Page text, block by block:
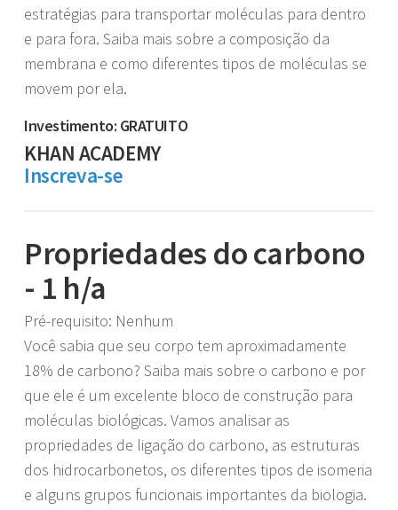
estratégias para transportar moléculas para dentro
e para fora. Saiba mais sobre a composição da
membrana e como diferentes tipos de moléculas se
movem por ela.
Investimento: GRATUITO
KHAN ACADEMY
Inscreva-se
Propriedades do carbono
- 1 h/a
Pré-requisito: Nenhum
Você sabia que seu corpo tem aproximadamente
18% de carbono? Saiba mais sobre o carbono e por
que ele é um excelente bloco de construção para
moléculas biológicas. Vamos analisar as
propriedades de ligação do carbono, as estruturas
dos hidrocarbonetos, os diferentes tipos de isomeria
e alguns grupos funcionais importantes da biologia.